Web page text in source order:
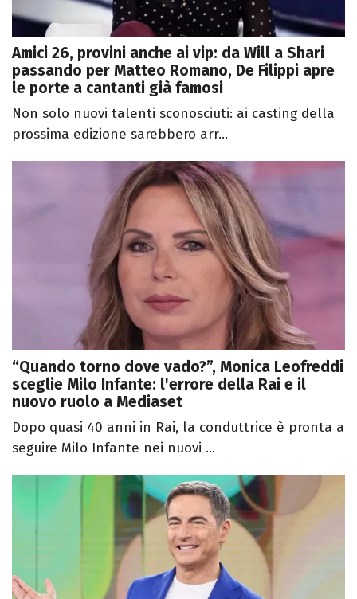
Amici 26, provini anche ai vip: da Will a Shari
passando per Matteo Romano, De Filippi apre
le porte a cantanti già famosi
Non solo nuovi talenti sconosciuti: ai casting della
prossima edizione sarebbero arr...
“Quando torno dove vado?”, Monica Leofreddi
sceglie Milo Infante: l'errore della Rai e il
nuovo ruolo a Mediaset
Dopo quasi 40 anni in Rai, la conduttrice è pronta a
seguire Milo Infante nei nuovi ...